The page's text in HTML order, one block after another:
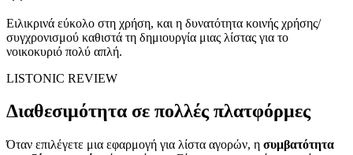
Ειλικρινά εύκολο στη χρήση, και η δυνατότητα κοινής χρήσης/
συγχρονισμού καθιστά τη δημιουργία μιας λίστας για το
νοικοκυριό πολύ απλή.
LISTONIC REVIEW
Διαθεσιμότητα σε πολλές πλατφόρμες
Όταν επιλέγετε μια εφαρμογή για λίστα αγορών, η συμβατότητα